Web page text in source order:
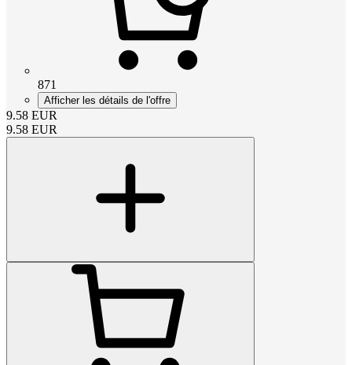
871
Afficher les détails de l'offre
9.58 EUR
9.58 EUR